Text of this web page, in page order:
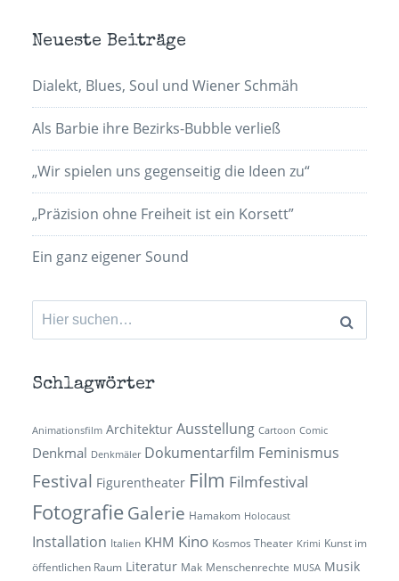
Neueste Beiträge
Dialekt, Blues, Soul und Wiener Schmäh
Als Barbie ihre Bezirks-Bubble verließ
„Wir spielen uns gegenseitig die Ideen zu“
„Präzision ohne Freiheit ist ein Korsett”
Ein ganz eigener Sound
Suchen
nach:
Schlagwörter
Animationsfilm Architektur Ausstellung Cartoon Comic
Denkmal Denkmäler Dokumentarfilm Feminismus
Festival Figurentheater Film Filmfestival
Fotografie Galerie Hamakom Holocaust
Installation Italien KHM Kino Kosmos Theater Krimi Kunst im
öffentlichen Raum Literatur Mak Menschenrechte MUSA Musik